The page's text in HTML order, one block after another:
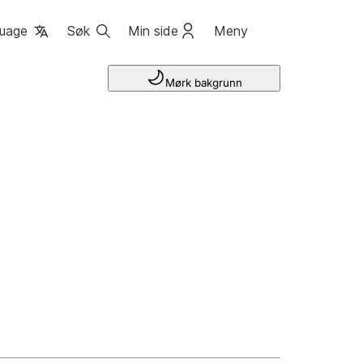
Søk Min side Meny
Mørk bakgrunn